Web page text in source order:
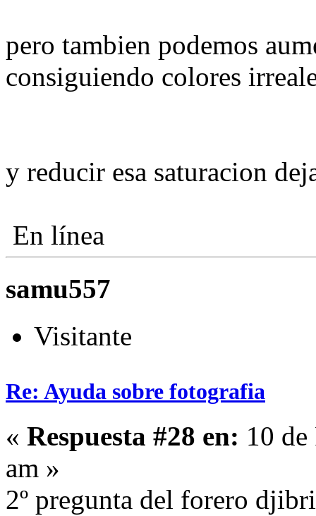
pero tambien podemos
consiguiendo colores
y reducir esa saturacion
En línea
samu557
Visitante
Re: Ayuda sobre fotografia
« Respuesta #28 en: 10
am »
2º pregunta del forero